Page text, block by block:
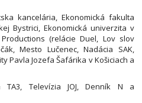
kancelária, Ekonomická fakulta
Bystrici, Ekonomická univerzita v
(relácie Duel, Lov slov
Mesto Lučenec, Nadácia SAK,
Pavla Jozefa Šafárika v Košiciach a
TA3, Televízia JOJ, Denník N a